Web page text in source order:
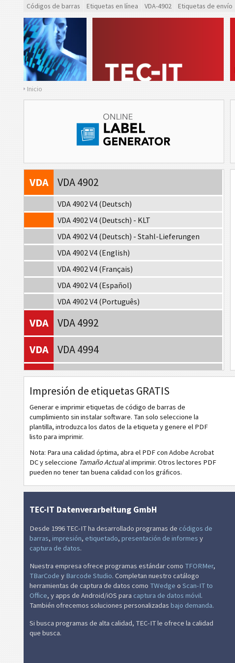
Códigos de barras Etiquetas en línea VDA-4902 Etiquetas de envío
Inicio
VDA VDA 4902
VDA 4902 V4 (Deutsch)
VDA 4902 V4 (Deutsch) - KLT
VDA 4902 V4 (Deutsch) - Stahl-Lieferungen
VDA 4902 V4 (English)
VDA 4902 V4 (Français)
VDA 4902 V4 (Español)
VDA 4902 V4 (Português)
VDA
VDA 4992
VDA
VDA 4994
F
Ford GTL
AIAG Etiquetas AIAG
A
Etiquetas Autoliv
VW
Volkswagen GTL
GM
General Motors
CAT
Caterpillar
GS1
Etiquetas GS1
O
Odette
G
Galia
Impresión de etiquetas GRATIS
Generar e imprimir etiquetas de código de barras de
cumplimiento sin instalar software. Tan solo seleccione la
plantilla, introduzca los datos de la etiqueta y genere el PDF
listo para imprimir.
Nota: Para una calidad óptima, abra el PDF con Adobe Acrobat
DC y seleccione Tamaño Actualal imprimir. Otros lectores PDF
pueden no tener tan buena calidad con los gráficos.
TEC-IT Datenverarbeitung GmbH
Desde 1996 TEC-IT ha desarrollado programas de códigos de
barras, impresión, etiquetado, presentación de informes y
captura de datos.
Nuestra empresa ofrece programas estándar como TFORMer,
TBarCode y Barcode Studio. Completan nuestro catálogo
herramientas de captura de datos como TWedge o Scan-IT to
Office, y apps de Android/iOS para captura de datos móvil.
También ofrecemos soluciones personalizadas bajo demanda.
Si busca programas de alta calidad, TEC-IT le ofrece la calidad
que busca.